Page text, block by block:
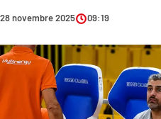
SANITÀ
AMBIENTE
SOCIETÀ
CULTURA
28 novembre 2025 09:19